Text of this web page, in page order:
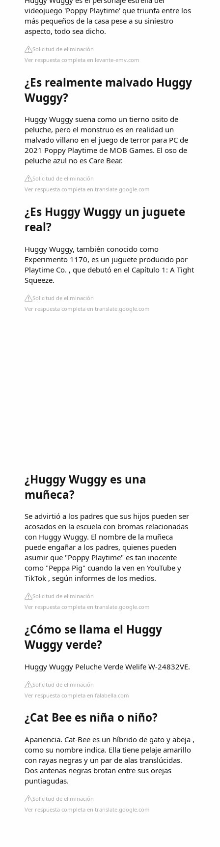
videojuego 'Poppy Playtime' que triunfa entre los
más pequeños de la casa pese a su siniestro
aspecto, todo sea dicho.
Solicitud de eliminación
Ver respuesta completa en levante-emv.com
¿Es realmente malvado Huggy
Wuggy?
Huggy Wuggy suena como un tierno osito de
peluche, pero el monstruo es en realidad un
malvado villano en el juego de terror para PC de
2021 Poppy Playtime de MOB Games. El oso de
peluche azul no es Care Bear.
Solicitud de eliminación
Ver respuesta completa en translate.google.com
¿Es Huggy Wuggy un juguete
real?
Huggy Wuggy, también conocido como
Experimento 1170, es un juguete producido por
Playtime Co. , que debutó en el Capítulo 1: A Tight
Squeeze.
Solicitud de eliminación
Ver respuesta completa en translate.google.com
¿Huggy Wuggy es una
muñeca?
Se advirtió a los padres que sus hijos pueden ser
acosados ​​en la escuela con bromas relacionadas
con Huggy Wuggy. El nombre de la muñeca
puede engañar a los padres, quienes pueden
asumir que "Poppy Playtime" es tan inocente
como "Peppa Pig" cuando la ven en YouTube y
TikTok , según informes de los medios.
Solicitud de eliminación
Ver respuesta completa en translate.google.com
¿Cómo se llama el Huggy
Wuggy verde?
Huggy Wuggy Peluche Verde Welife W-24832VE.
Solicitud de eliminación
Ver respuesta completa en falabella.com
¿Cat Bee es niña o niño?
Apariencia. Cat-Bee es un híbrido de gato y abeja ,
como su nombre indica. Ella tiene pelaje amarillo
con rayas negras y un par de alas translúcidas.
Dos antenas negras brotan entre sus orejas
puntiagudas.
Solicitud de eliminación
Ver respuesta completa en translate.google.com